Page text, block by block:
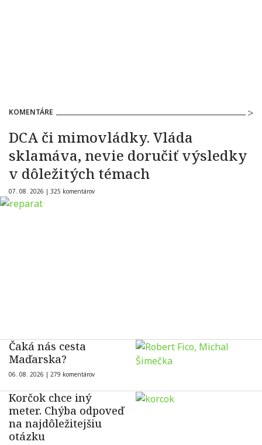
KOMENTÁRE
DCA či mimovládky. Vláda
sklamáva, nevie doručiť výsledky
v dôležitých témach
07. 08. 2026 | 325 komentárov
Čaká nás cesta
Maďarska?
06. 08. 2026 | 279 komentárov
Korčok chce iný
meter. Chýba odpoveď
na najdôležitejšiu
otázku